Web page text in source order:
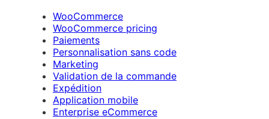
WooCommerce
WooCommerce pricing
Paiements
Personnalisation sans code
Marketing
Validation de la commande
Expédition
Application mobile
Enterprise eCommerce